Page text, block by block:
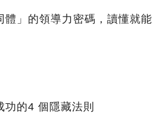
」的領導力密碼，讀懂就能
的4 個隱藏法則